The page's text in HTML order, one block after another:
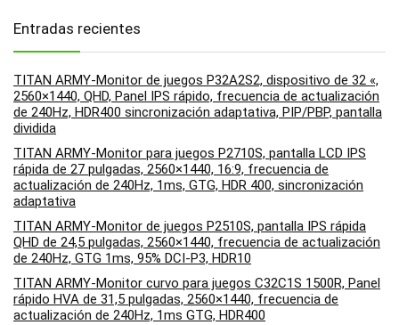
Entradas recientes
TITAN ARMY-Monitor de juegos P32A2S2, dispositivo de 32 «,
2560×1440, QHD, Panel IPS rápido, frecuencia de actualización
de 240Hz, HDR400 sincronización adaptativa, PIP/PBP, pantalla
dividida
TITAN ARMY-Monitor para juegos P2710S, pantalla LCD IPS
rápida de 27 pulgadas, 2560×1440, 16:9, frecuencia de
actualización de 240Hz, 1ms, GTG, HDR 400, sincronización
adaptativa
TITAN ARMY-Monitor de juegos P2510S, pantalla IPS rápida
QHD de 24,5 pulgadas, 2560×1440, frecuencia de actualización
de 240Hz, GTG 1ms, 95% DCI-P3, HDR10
TITAN ARMY-Monitor curvo para juegos C32C1S 1500R, Panel
rápido HVA de 31,5 pulgadas, 2560×1440, frecuencia de
actualización de 240Hz, 1ms GTG, HDR400